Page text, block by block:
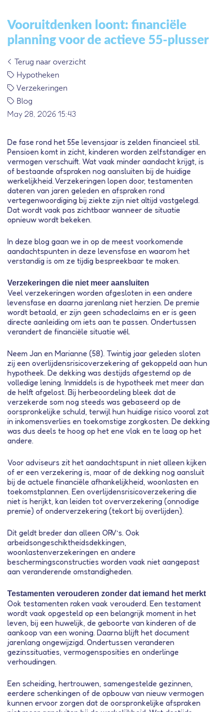
Vooruitdenken loont: financiële
planning voor de actieve 55-plusser
Terug naar overzicht
Hypotheken
Verzekeringen
Blog
May 28, 2026 15:43
De fase rond het 55e levensjaar is zelden financieel stil.
Pensioen komt in zicht, kinderen worden zelfstandiger en
vermogen verschuift. Wat vaak minder aandacht krijgt, is
of bestaande afspraken nog aansluiten bij de huidige
werkelijkheid. Verzekeringen lopen door, testamenten
dateren van jaren geleden en afspraken rond
vertegenwoordiging bij ziekte zijn niet altijd vastgelegd.
Dat wordt vaak pas zichtbaar wanneer de situatie
opnieuw wordt bekeken.
In deze blog gaan we in op de meest voorkomende
aandachtspunten in deze levensfase en waarom het
verstandig is om ze tijdig bespreekbaar te maken.
Verzekeringen die niet meer aansluiten
Veel verzekeringen worden afgesloten in een andere
levensfase en daarna jarenlang niet herzien. De premie
wordt betaald, er zijn geen schadeclaims en er is geen
directe aanleiding om iets aan te passen. Ondertussen
verandert de financiële situatie wél.
Neem Jan en Marianne (58). Twintig jaar geleden sloten
zij een overlijdensrisicoverzekering af gekoppeld aan hun
hypotheek. De dekking was destijds afgestemd op de
volledige lening. Inmiddels is de hypotheek met meer dan
de helft afgelost. Bij herbeoordeling bleek dat de
verzekerde som nog steeds was gebaseerd op de
oorspronkelijke schuld, terwijl hun huidige risico vooral zat
in inkomensverlies en toekomstige zorgkosten. De dekking
was dus deels te hoog op het ene vlak en te laag op het
andere.
Voor adviseurs zit het aandachtspunt in niet alleen kijken
of er een verzekering is, maar of de dekking nog aansluit
bij de actuele financiële afhankelijkheid, woonlasten en
toekomstplannen. Een overlijdensrisicoverzekering die
niet is herijkt, kan leiden tot oververzekering (onnodige
premie) of onderverzekering (tekort bij overlijden).
Dit geldt breder dan alleen ORV’s. Ook
arbeidsongeschiktheidsdekkingen,
woonlastenverzekeringen en andere
beschermingsconstructies worden vaak niet aangepast
aan veranderende omstandigheden.
Testamenten verouderen zonder dat iemand het merkt
Ook testamenten raken vaak verouderd. Een testament
wordt vaak opgesteld op een belangrijk moment in het
leven, bij een huwelijk, de geboorte van kinderen of de
aankoop van een woning. Daarna blijft het document
jarenlang ongewijzigd. Ondertussen veranderen
gezinssituaties, vermogensposities en onderlinge
verhoudingen.
Een scheiding, hertrouwen, samengestelde gezinnen,
eerdere schenkingen of de opbouw van nieuw vermogen
kunnen ervoor zorgen dat de oorspronkelijke afspraken